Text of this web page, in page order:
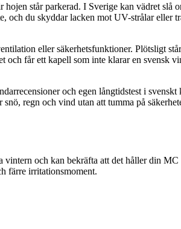
står parkerad. I Sverige kan vädret slå
du skyddar lacken mot UV-strålar eller
eller säkerhetsfunktioner. Plötsligt
får ett kapell som inte klarar en svensk
och egen långtidstest i
regn och vind utan att tumma på
och kan bekräfta att det håller din
färre irritationsmoment.